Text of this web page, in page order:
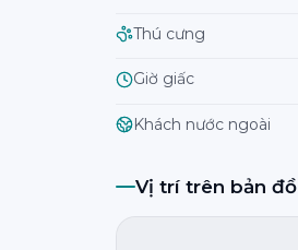
Thú cưng
Giờ giấc
Khách nước ngoài
Vị trí trên bản đồ